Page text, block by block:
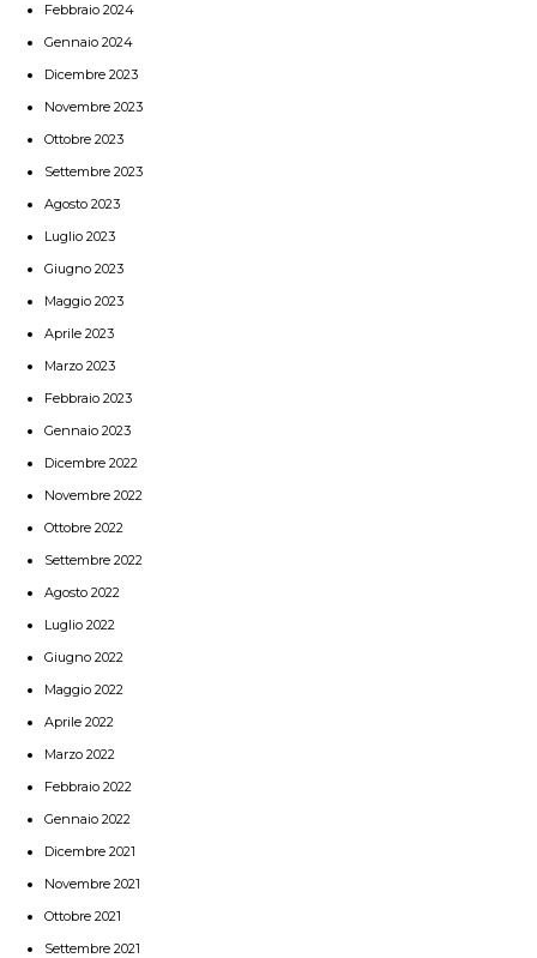
Febbraio 2024
Gennaio 2024
Dicembre 2023
Novembre 2023
Ottobre 2023
Settembre 2023
Agosto 2023
Luglio 2023
Giugno 2023
Maggio 2023
Aprile 2023
Marzo 2023
Febbraio 2023
Gennaio 2023
Dicembre 2022
Novembre 2022
Ottobre 2022
Settembre 2022
Agosto 2022
Luglio 2022
Giugno 2022
Maggio 2022
Aprile 2022
Marzo 2022
Febbraio 2022
Gennaio 2022
Dicembre 2021
Novembre 2021
Ottobre 2021
Settembre 2021